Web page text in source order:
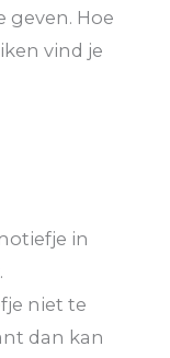
geven. Hoe
vind je
in
niet te
dan kan